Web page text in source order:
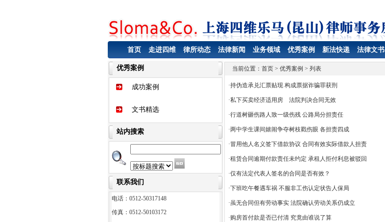
首页 走进四维 律所动态 法律新闻 业务领域 优秀案例 新法快递 法律文书
优秀案例
成功案例
文书精选
站内搜索
联系我们
电话：0512-50317148
传真：0512-50103172
当前位置： 首页> 优秀案例 > 列表
·持伪造承兑汇票贴现 构成票据诈骗罪获刑
·私下买卖经济适用房 法院判决合同无效
·行道树砸伤路人致一级伤残 公路局分担责任
·两中学生课间嬉闹争夺树枝戳伤眼 各担责四成
·冒用他人名义签下借款协议 合同有效实际借款人担责
·租赁合同逾期付款责任未约定 承租人拒付利息被驳回
·仅有法定代表人签名的合同是否有效？
·下班吃午餐遇车祸 不服非工伤认定状告人保局
·虽无合同但有劳动事实 法院确认劳动关系仍成立
·购房首付款是否已付清 究竟由谁说了算